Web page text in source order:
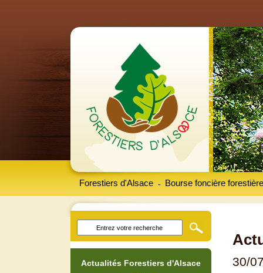
Forestiers d'Alsace Bourse foncière forestière
-
30/
Actualités Forestiers d'Alsace